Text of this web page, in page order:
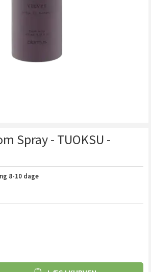
Spray - TUOKSU -
8-10 dage